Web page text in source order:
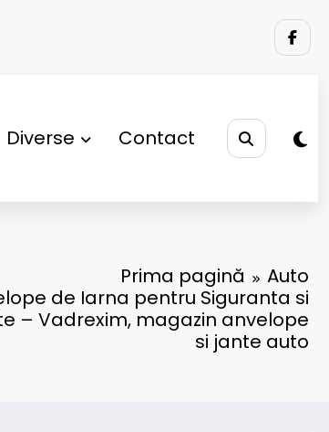
Diverse Contact
Prima pagină
Auto
de Iarna pentru Siguranta si
– Vadrexim, magazin anvelope
si jante auto